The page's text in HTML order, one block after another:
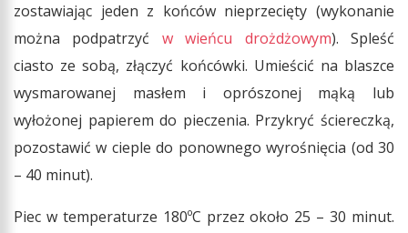
zostawiając jeden z końców nieprzecięty (wykonanie
można podpatrzyć w wieńcu drożdżowym). Spleść
ciasto ze sobą, złączyć końcówki. Umieścić na blaszce
wysmarowanej masłem i oprószonej mąką lub
wyłożonej papierem do pieczenia. Przykryć ściereczką,
pozostawić w cieple do ponownego wyrośnięcia (od 30
– 40 minut).
Piec w temperaturze 180ºC przez około 25 – 30 minut.